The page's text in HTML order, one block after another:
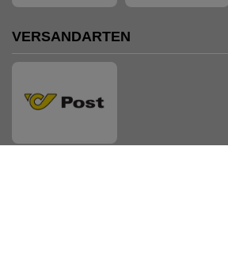
VERSANDARTEN